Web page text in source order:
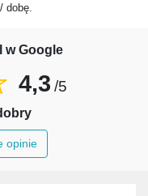
dobę.
w Google
4,3 /5
opinie